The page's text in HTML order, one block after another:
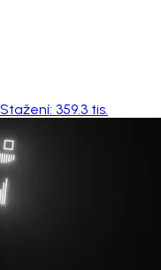
Stažení: 359.3 tis.